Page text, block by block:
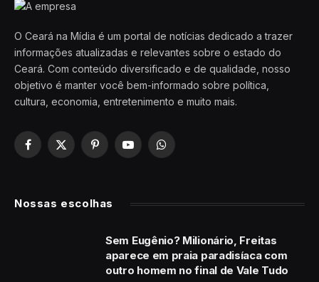
O Ceará na Mídia é um portal de notícias dedicado a trazer
informações atualizadas e relevantes sobre o estado do
Ceará. Com conteúdo diversificado e de qualidade, nosso
objetivo é manter você bem-informado sobre política,
cultura, economia, entretenimento e muito mais.
Facebook
X
PinterestYouTubeWhatsApp
Nossas escolhas
Sem Eugênio? Milionário, Freitas
aparece em praia paradisíaca com
outro homem no final de Vale Tudo